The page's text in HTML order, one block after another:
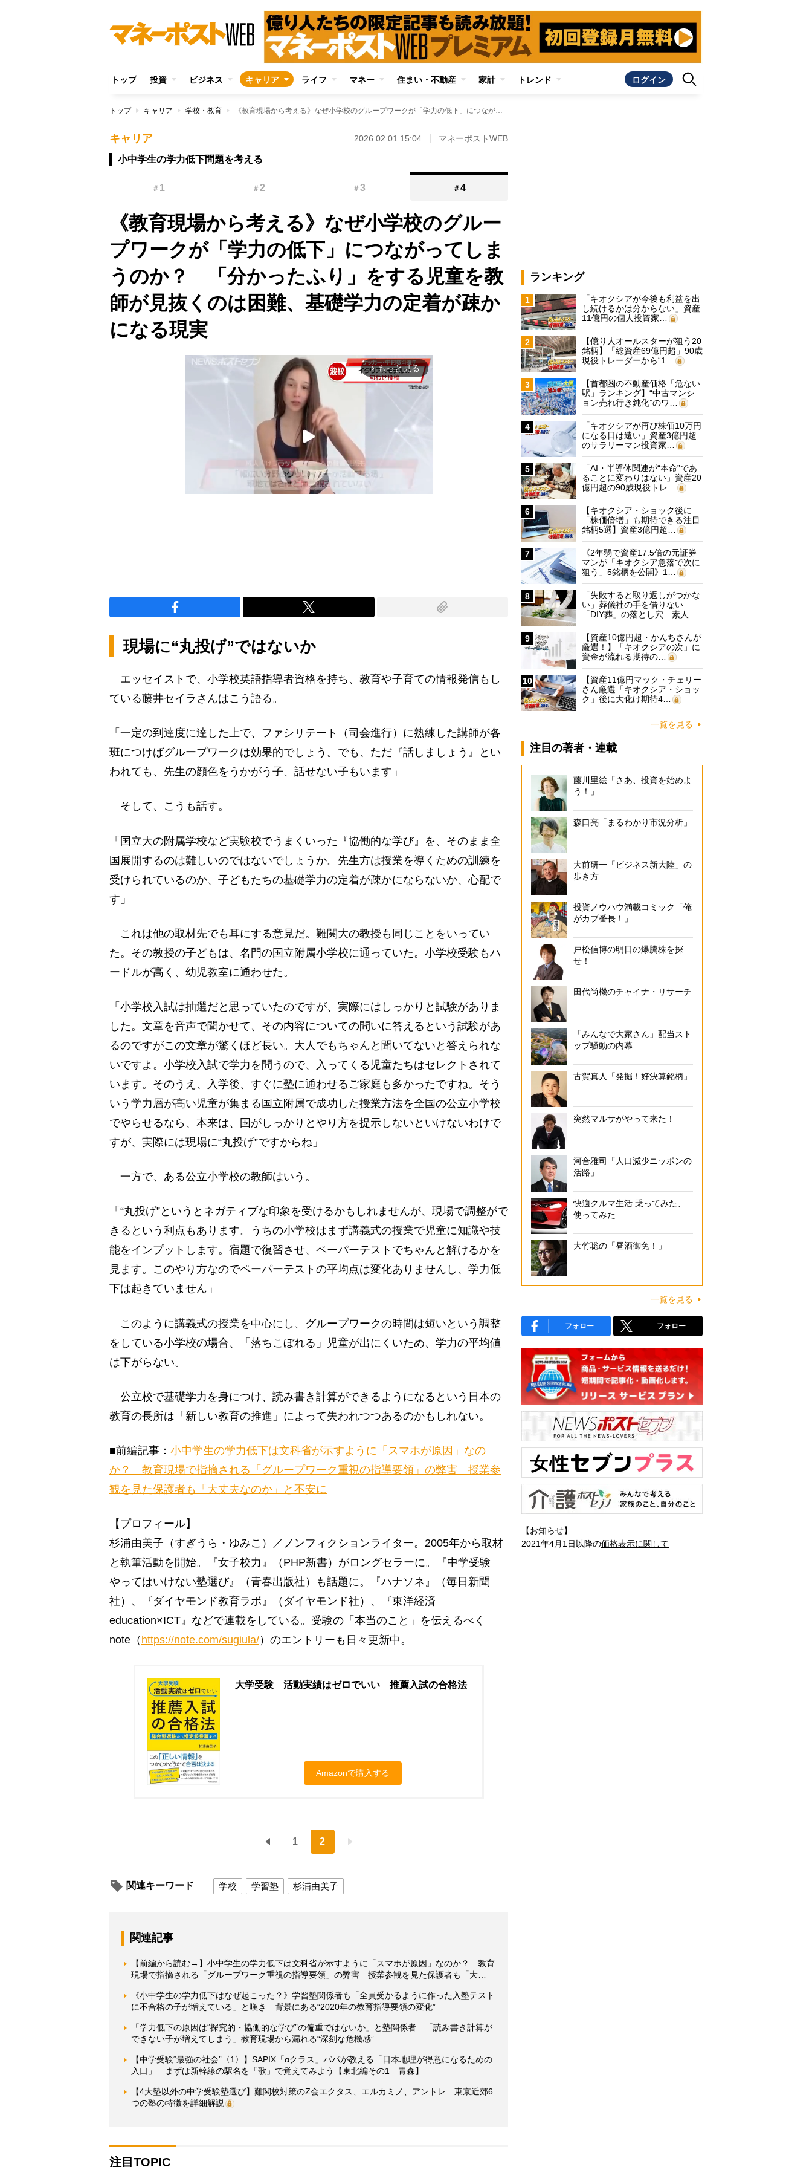
トップ 投資 ビジネス キャリア ライフ マネー 住まい・不動産 家計 トレンド ログイン
トップ キャリア 学校・教育 《教育現場から考える》なぜ小学校のグループワークが「学力の低下」につながってしまうのか？ 「分かったふり」をする児童を教師が見抜くのは困難、基礎学力の定着が疎かになる現実
キャリア 2026.02.01 15:04 マネーポストWEB
小中学生の学力低下問題を考える
＃ 1 ＃2 ＃3 ＃4
《教育現場から考える》なぜ小学校のグルー
プワークが「学力の低下」につながってしま
うのか？ 「分かったふり」をする児童を教
師が見抜くのは困難、基礎学力の定着が疎か
になる現実
arrow_forward_ios もっと見る
現場に“丸投げ”ではないか
エッセイストで、小学校英語指導者資格を持ち、教育や子育ての情報発信もし
ている藤井セイラさんはこう語る。
「一定の到達度に達した上で、ファシリテート（司会進行）に熟練した講師が各
班につけばグループワークは効果的でしょう。でも、ただ『話しましょう』とい
われても、先生の顔色をうかがう子、話せない子もいます」
そして、こうも話す。
「国立大の附属学校など実験校でうまくいった『協働的な学び』を、そのまま全
国展開するのは難しいのではないでしょうか。先生方は授業を導くための訓練を
受けられているのか、子どもたちの基礎学力の定着が疎かにならないか、心配で
す」
これは他の取材先でも耳にする意見だ。難関大の教授も同じことをいってい
た。その教授の子どもは、名門の国立附属小学校に通っていた。小学校受験もハ
ードルが高く、幼児教室に通わせた。
「小学校入試は抽選だと思っていたのですが、実際にはしっかりと試験がありま
した。文章を音声で聞かせて、その内容についての問いに答えるという試験があ
るのですがこの文章が驚くほど長い。大人でもちゃんと聞いてないと答えられな
いですよ。小学校入試で学力を問うので、入ってくる児童たちはセレクトされて
います。そのうえ、入学後、すぐに塾に通わせるご家庭も多かったですね。そう
いう学力層が高い児童が集まる国立附属で成功した授業方法を全国の公立小学校
でやらせるなら、本来は、国がしっかりとやり方を提示しないといけないわけで
すが、実際には現場に“丸投げ”ですからね」
一方で、ある公立小学校の教師はいう。
「“丸投げ”というとネガティブな印象を受けるかもしれませんが、現場で調整がで
きるという利点もあります。うちの小学校はまず講義式の授業で児童に知識や技
能をインプットします。宿題で復習させ、ペーパーテストでちゃんと解けるかを
見ます。このやり方なのでペーパーテストの平均点は変化ありませんし、学力低
下は起きていません」
このように講義式の授業を中心にし、グループワークの時間は短いという調整
をしている小学校の場合、「落ちこぼれる」児童が出にくいため、学力の平均値
は下がらない。
公立校で基礎学力を身につけ、読み書き計算ができるようになるという日本の
教育の長所は「新しい教育の推進」によって失われつつあるのかもしれない。
■前編記事： 小中学生の学力低下は文科省が示すように「スマホが原因」なの
か？ 教育現場で指摘される「グループワーク重視の指導要領」の弊害 授業参
観を見た保護者も「大丈夫なのか」と不安に
【プロフィール】
杉浦由美子（すぎうら・ゆみこ）／ノンフィクションライター。2005年から取材
と執筆活動を開始。『女子校力』（PHP新書）がロングセラーに。『中学受験
やってはいけない塾選び』（青春出版社）も話題に。『ハナソネ』（毎日新聞
社）、『ダイヤモンド教育ラボ』（ダイヤモンド社）、『東洋経済
education×ICT』などで連載をしている。受験の「本当のこと」を伝えるべく
note（ https://note.com/sugiula/）のエントリーも日々更新中。
大学受験 活動実績はゼロでいい 推薦入試の合格法
Amazonで購入する
1 2
関連キーワード 学校 学習塾 杉浦由美子
関連記事
【前編から読む→】小中学生の学力低下は文科省が示すように「スマホが原因」なのか？ 教育
現場で指摘される「グループワーク重視の指導要領」の弊害 授業参観を見た保護者も「大…
《小中学生の学力低下はなぜ起こった？》学習塾関係者も「全員受かるように作った入塾テスト
に不合格の子が増えている」と嘆き 背景にある“2020年の教育指導要領の変化”
「学力低下の原因は“探究的・協働的な学び”の偏重ではないか」と塾関係者 「読み書き計算が
できない子が増えてしまう」教育現場から漏れる“深刻な危機感”
【中学受験“最強の社会”〈1〉】SAPIX「αクラス」パパが教える「日本地理が得意になるための
入口」 まずは新幹線の駅名を「歌」で覚えてみよう【東北編その1 青森】
【4大塾以外の中学受験塾選び】難関校対策のZ会エクタス、エルカミノ、アントレ…東京近郊6
つの塾の特徴を詳細解説
注目TOPIC
ランキング
1
「キオクシアが今後も利益を出
し続けるかは分からない」資産
11億円の個人投資家…
2
【億り人オールスターが狙う20
銘柄】「総資産69億円超」90歳
現役トレーダーから“1…
3
【首都圏の不動産価格「危ない
駅」ランキング】“中古マンシ
ョン売れ行き鈍化”のワ…
4
「キオクシアが再び株価10万円
になる日は遠い」資産3億円超
のサラリーマン投資家…
5
「AI・半導体関連が“本命”であ
ることに変わりはない」資産20
億円超の90歳現役トレ…
6
【キオクシア・ショック後に
「株価倍増」も期待できる注目
銘柄5選】資産3億円超…
7
《2年弱で資産17.5倍の元証券
マンが「キオクシア急落で次に
狙う」5銘柄を公開》1…
8
「失敗すると取り返しがつかな
い」葬儀社の手を借りない
「DIY葬」の落とし穴 素人
に…
9
【資産10億円超・かんちさんが
厳選！】「キオクシアの次」に
資金が流れる期待の…
10
【資産11億円マック・チェリー
さん厳選「キオクシア・ショッ
ク」後に大化け期待4…
一覧を見る
注目の著者・連載
藤川里絵「さあ、投資を始めよ
う！」
森口亮「まるわかり市況分析」
大前研一「ビジネス新大陸」の
歩き方
投資ノウハウ満載コミック「俺
がカブ番長！」
戸松信博の明日の爆騰株を探
せ！
田代尚機のチャイナ・リサーチ
「みんなで大家さん」配当スト
ップ騒動の内幕
古賀真人「発掘！好決算銘柄」
突然マルサがやって来た！
河合雅司「人口減少ニッポンの
活路」
快適クルマ生活 乗ってみた、
使ってみた
大竹聡の「昼酒御免！」
一覧を見る
フォロー フォロー
【お知らせ】
2021年4月1日以降の価格表示に関して